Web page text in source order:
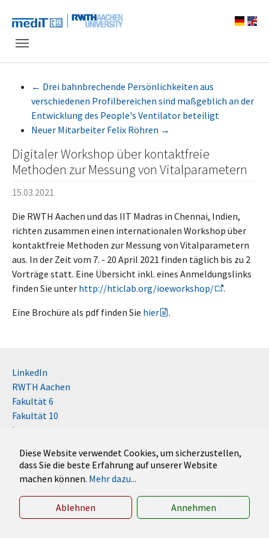
Diese Website verwendet Cookies, um sicherzustellen,
dass Sie die beste Erfahrung auf unserer Website
machen können. Mehr dazu...
Ablehnen Annehmen
← Drei bahnbrechende Persönlichkeiten aus
verschiedenen Profilbereichen sind maßgeblich an der
Entwicklung des People's Ventilator beteiligt
Neuer Mitarbeiter Felix Röhren →
Digitaler Workshop über kontaktfreie
Methoden zur Messung von Vitalparametern
15.03.2021
Die RWTH Aachen und das IIT Madras in Chennai, Indien,
richten zusammen einen internationalen Workshop über
kontaktfreie Methoden zur Messung von Vitalparametern
aus. In der Zeit vom 7. - 20 April 2021 finden täglich bis zu 2
Vorträge statt. Eine Übersicht inkl. eines Anmeldungslinks
finden Sie unter http://hticlab.org/ioeworkshop/
.
Eine Brochüre als pdf finden Sie hier .
LinkedIn
RWTH Aachen
Fakultät 6
Fakultät 10
Impressum
Disclaimer (RWTH)
German
English